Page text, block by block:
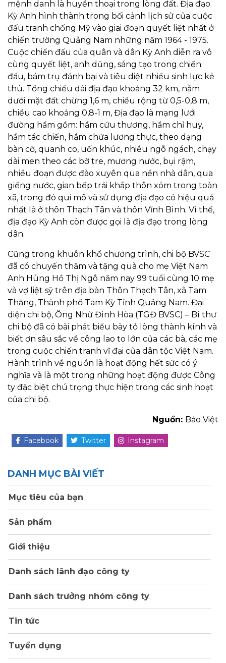
mệnh danh là huyền thoại trong lòng đất. Địa đạo
Kỳ Anh hình thành trong bối cảnh lịch sử của cuộc
đấu tranh chống Mỹ vào giai đoạn quyết liệt nhất ở
chiến trường Quảng Nam những năm 1964 - 1975.
Cuộc chiến đấu của quân và dân Kỳ Anh diễn ra vô
cùng quyết liệt, anh dũng, sáng tạo trong chiến
đấu, bám trụ đánh bại và tiêu diệt nhiều sinh lực kẻ
thù. Tổng chiều dài địa đạo khoảng 32 km, nằm
dưới mặt đất chừng 1,6 m, chiều rộng từ 0,5-0,8 m,
chiều cao khoảng 0,8-1 m, Địa đạo là mạng lưới
đường hầm gồm: hầm cứu thương, hầm chỉ huy,
hầm tác chiến, hầm chứa lương thực, theo dạng
bàn cờ, quanh co, uốn khúc, nhiều ngõ ngách, chạy
dài men theo các bờ tre, mương nước, bụi rậm,
nhiều đoạn được đào xuyên qua nền nhà dân, qua
giếng nước, gian bếp trải khắp thôn xóm trong toàn
xã, trong đó qui mô và sử dụng địa đạo có hiệu quả
nhất là ở thôn Thạch Tân và thôn Vĩnh Bình. Vì thế,
địa đạo Kỳ Anh còn được gọi là địa đạo trong lòng
dân.
Cũng trong khuôn khổ chương trình, chi bộ BVSC
đã có chuyến thăm và tặng quà cho mẹ Việt Nam
Anh Hùng Hồ Thị Ngô năm nay 99 tuổi cùng 10 mẹ
và vợ liệt sỹ trên địa bàn Thôn Thạch Tân, xã Tam
Thăng, Thành phố Tam Kỳ Tỉnh Quảng Nam. Đại
diện chi bộ, Ông Nhữ Đình Hòa (TGĐ BVSC) – Bí thư
chi bộ đã có bài phát biểu bày tỏ lòng thành kính và
biết ơn sâu sắc về công lao to lớn của các bà, các mẹ
trong cuộc chiến tranh vĩ đại của dân tộc Việt Nam.
Hành trình về nguồn là hoạt động hết sức có ý
nghĩa và là một trong những hoạt động được Công
ty đặc biệt chú trọng thực hiện trong các sinh hoạt
của chi bộ.
Nguồn: Bảo Việt
Facebook Twitter Instagram
DANH MỤC BÀI VIẾT
Mục tiêu của bạn
Sản phẩm
Giới thiệu
Danh sách lãnh đạo công ty
Danh sách trưởng nhóm công ty
Tin tức
Tuyển dụng